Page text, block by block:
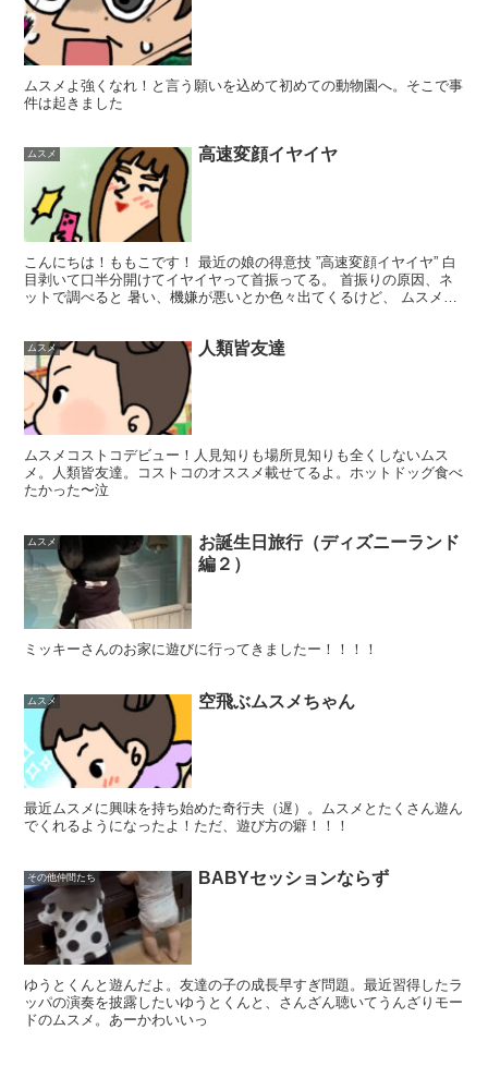
ムスメよ強くなれ！と言う願いを込めて初めての動物園へ。そこで事
件は起きました
ムスメ 高速変顔イヤイヤ
こんにちは！ももこです！ 最近の娘の得意技 ”高速変顔イヤイヤ” 白
目剥いて口半分開けてイヤイヤって首振ってる。 首振りの原因、ネ
ットで調べると 暑い、機嫌が悪いとか色々出てくるけど、 ムスメは
ムスメ 人類皆友達
ムスメコストコデビュー！人見知りも場所見知りも全くしないムス
メ。人類皆友達。コストコのオススメ載せてるよ。ホットドッグ食べ
たかった〜泣
ムスメ
お誕生日旅行（ディズニーランド
編２）
ミッキーさんのお家に遊びに行ってきましたー！！！！
ムスメ 空飛ぶムスメちゃん
最近ムスメに興味を持ち始めた奇行夫（遅）。ムスメとたくさん遊ん
でくれるようになったよ！ただ、遊び方の癖！！！
その他仲間たち BABYセッションならず
ゆうとくんと遊んだよ。友達の子の成長早すぎ問題。最近習得したラ
ッパの演奏を披露したいゆうとくんと、さんざん聴いてうんざりモー
ドのムスメ。あーかわいいっ